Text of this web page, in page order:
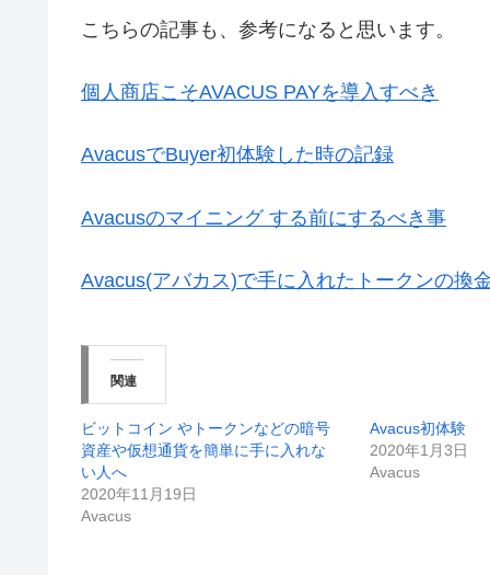
こちらの記事も、参考になると思います。
個人商店こそAVACUS PAYを導入すべき
AvacusでBuyer初体験した時の記録
Avacusのマイニング する前にするべき事
Avacus(アバカス)で手に入れたトークンの換
関連
ビットコイン やトークンなどの暗号
資産や仮想通貨を簡単に手に入れな
い人へ
2020年11月19日
Avacus
Avacus初体験
2020年1月3日
Avacus